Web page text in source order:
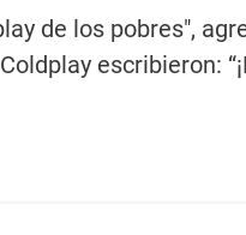
de los pobres",
escribieron: